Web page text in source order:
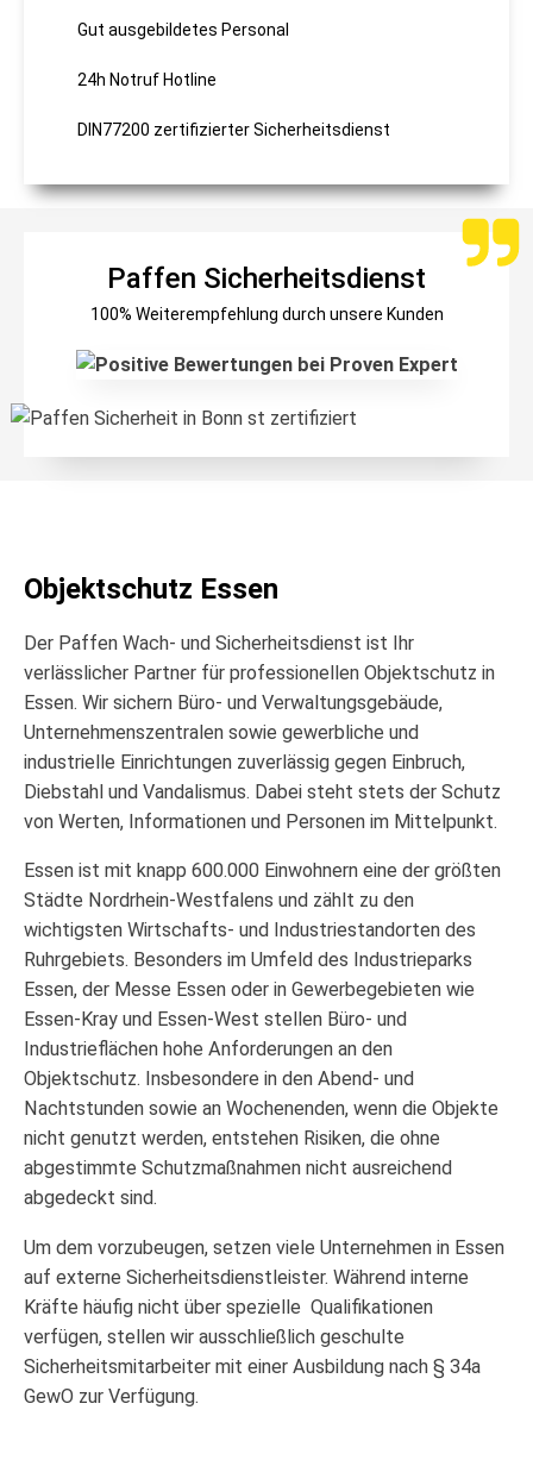
Gut ausgebildetes Personal
24h Notruf Hotline
DIN77200 zertifizierter Sicherheitsdienst
Paffen Sicherheitsdienst
100% Weiterempfehlung durch unsere Kunden
Objektschutz Essen
Der Paffen Wach- und Sicherheitsdienst ist Ihr
verlässlicher Partner für professionellen Objektschutz in
Essen. Wir sichern Büro- und Verwaltungsgebäude,
Unternehmenszentralen sowie gewerbliche und
industrielle Einrichtungen zuverlässig gegen Einbruch,
Diebstahl und Vandalismus. Dabei steht stets der Schutz
von Werten, Informationen und Personen im Mittelpunkt.
Essen ist mit knapp 600.000 Einwohnern eine der größten
Städte Nordrhein-Westfalens und zählt zu den
wichtigsten Wirtschafts- und Industriestandorten des
Ruhrgebiets. Besonders im Umfeld des Industrieparks
Essen, der Messe Essen oder in Gewerbegebieten wie
Essen-Kray und Essen-West stellen Büro- und
Industrieflächen hohe Anforderungen an den
Objektschutz. Insbesondere in den Abend- und
Nachtstunden sowie an Wochenenden, wenn die Objekte
nicht genutzt werden, entstehen Risiken, die ohne
abgestimmte Schutzmaßnahmen nicht ausreichend
abgedeckt sind.
Um dem vorzubeugen, setzen viele Unternehmen in Essen
auf externe Sicherheitsdienstleister. Während interne
Kräfte häufig nicht über spezielle Qualifikationen
verfügen, stellen wir ausschließlich geschulte
Sicherheitsmitarbeiter mit einer Ausbildung nach § 34a
GewO zur Verfügung.